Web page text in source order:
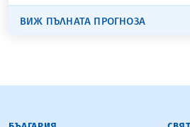
ВИЖ ПЪЛНАТА ПРОГНОЗА
БЪЛГАРСКА